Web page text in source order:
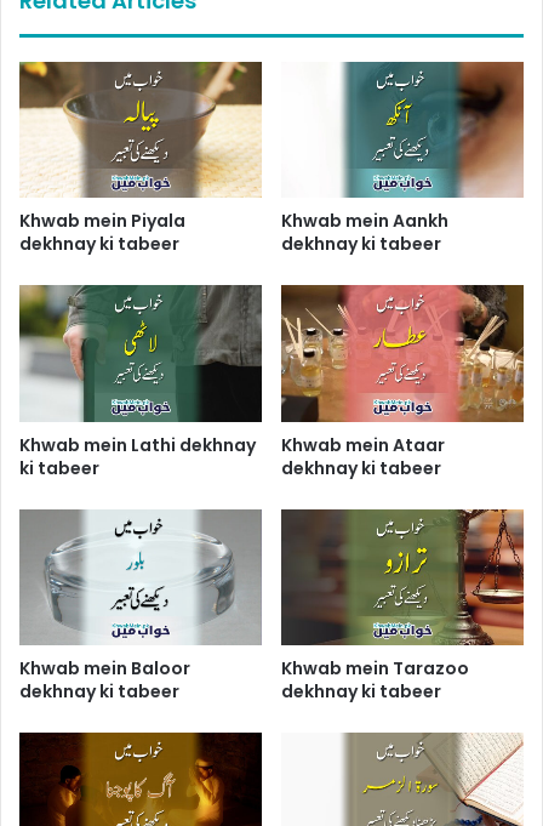
Khwab mein Piyala
dekhnay ki tabeer
Khwab mein Aankh
dekhnay ki tabeer
Khwab mein Lathi dekhnay
ki tabeer
Khwab mein Ataar
dekhnay ki tabeer
Khwab mein Baloor
dekhnay ki tabeer
Khwab mein Tarazoo
dekhnay ki tabeer